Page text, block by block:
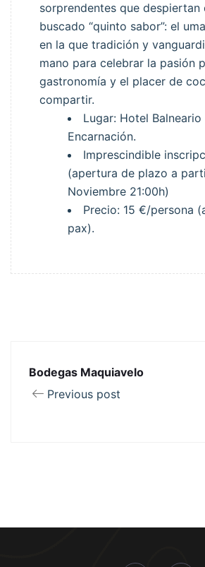
sorprendentes que despiertan
buscado “quinto sabor”: el
en la que tradición y
mano para celebrar la pasión
gastronomía y el placer de
compartir.
Lugar: Hotel Balneario
Encarnación.
Imprescindible
(apertura de plazo a
Noviembre 21:00h)
Precio: 15 €/persona
pax).
Bodegas Maquiavelo
Previous post